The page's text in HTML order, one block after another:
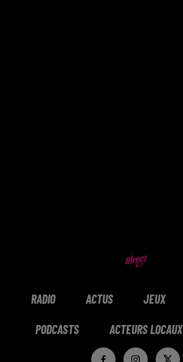
RADIO ACTUS JEUX
PODCASTS ACTEURS LOCAUX